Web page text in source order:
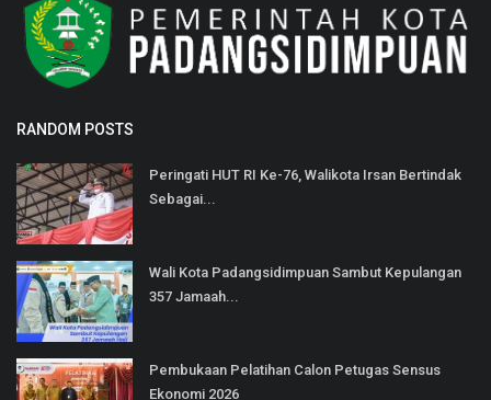
RANDOM POSTS
Peringati HUT RI Ke-76, Walikota Irsan Bertindak
Sebagai...
Wali Kota Padangsidimpuan Sambut Kepulangan
357 Jamaah...
Pembukaan Pelatihan Calon Petugas Sensus
Ekonomi 2026